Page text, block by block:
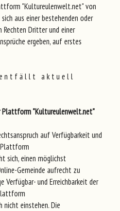
"Kultureulenwelt.net" von
aus einer bestehenden oder
Dritter und einer
ergeben, auf erstes
e n t f ä l l t a k t u e l l
Plattform "Kultureulenwelt.net"
auf Verfügbarkeit und
sich, einen möglichst
Gemeinde aufrecht zu
Verfügbar- und Erreichbarkeit der
einstehen. Die